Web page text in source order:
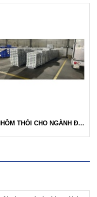
NHÔM THỎI CHO NGÀNH ĐÚC